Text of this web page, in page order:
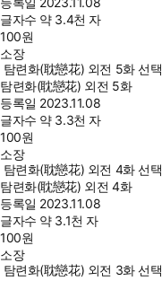
글자수 약 3.4천 자
100원
소장
탐련화(耽戀花) 외전 5화 선택
탐련화(耽戀花) 외전 5화
등록일 2023.11.08
글자수 약 3.3천 자
100원
소장
탐련화(耽戀花) 외전 4화 선택
탐련화(耽戀花) 외전 4화
등록일 2023.11.08
글자수 약 3.1천 자
100원
소장
탐련화(耽戀花) 외전 3화 선택